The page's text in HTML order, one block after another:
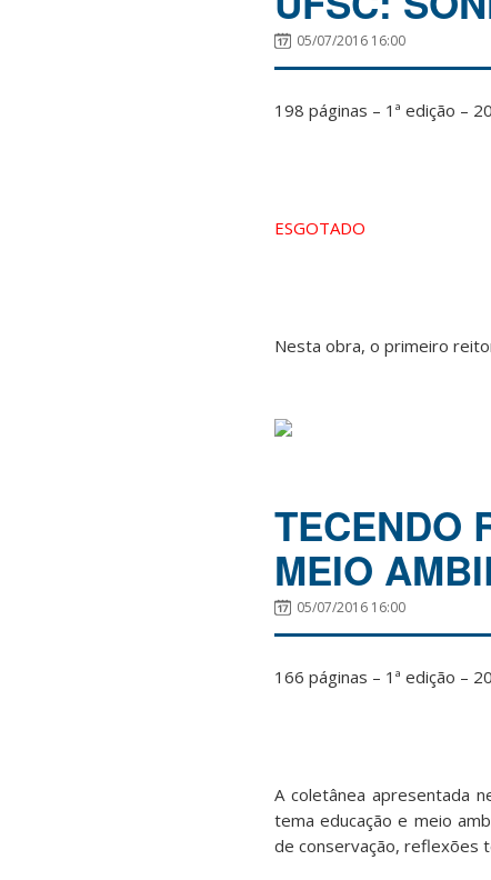
05/07/2016 16:00
198 páginas – 1ª edição –
ESGOTADO
Nesta obra, o primeiro
TECENDO
MEIO
05/07/2016 16:00
166 páginas – 1ª edição –
A coletânea apresentada
tema educação e meio
de conservação, reflexões